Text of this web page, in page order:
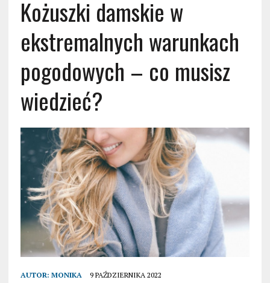
Kożuszki damskie w
ekstremalnych warunkach
pogodowych – co musisz
wiedzieć?
AUTOR: MONIKA 9 PAŹDZIERNIKA 2022